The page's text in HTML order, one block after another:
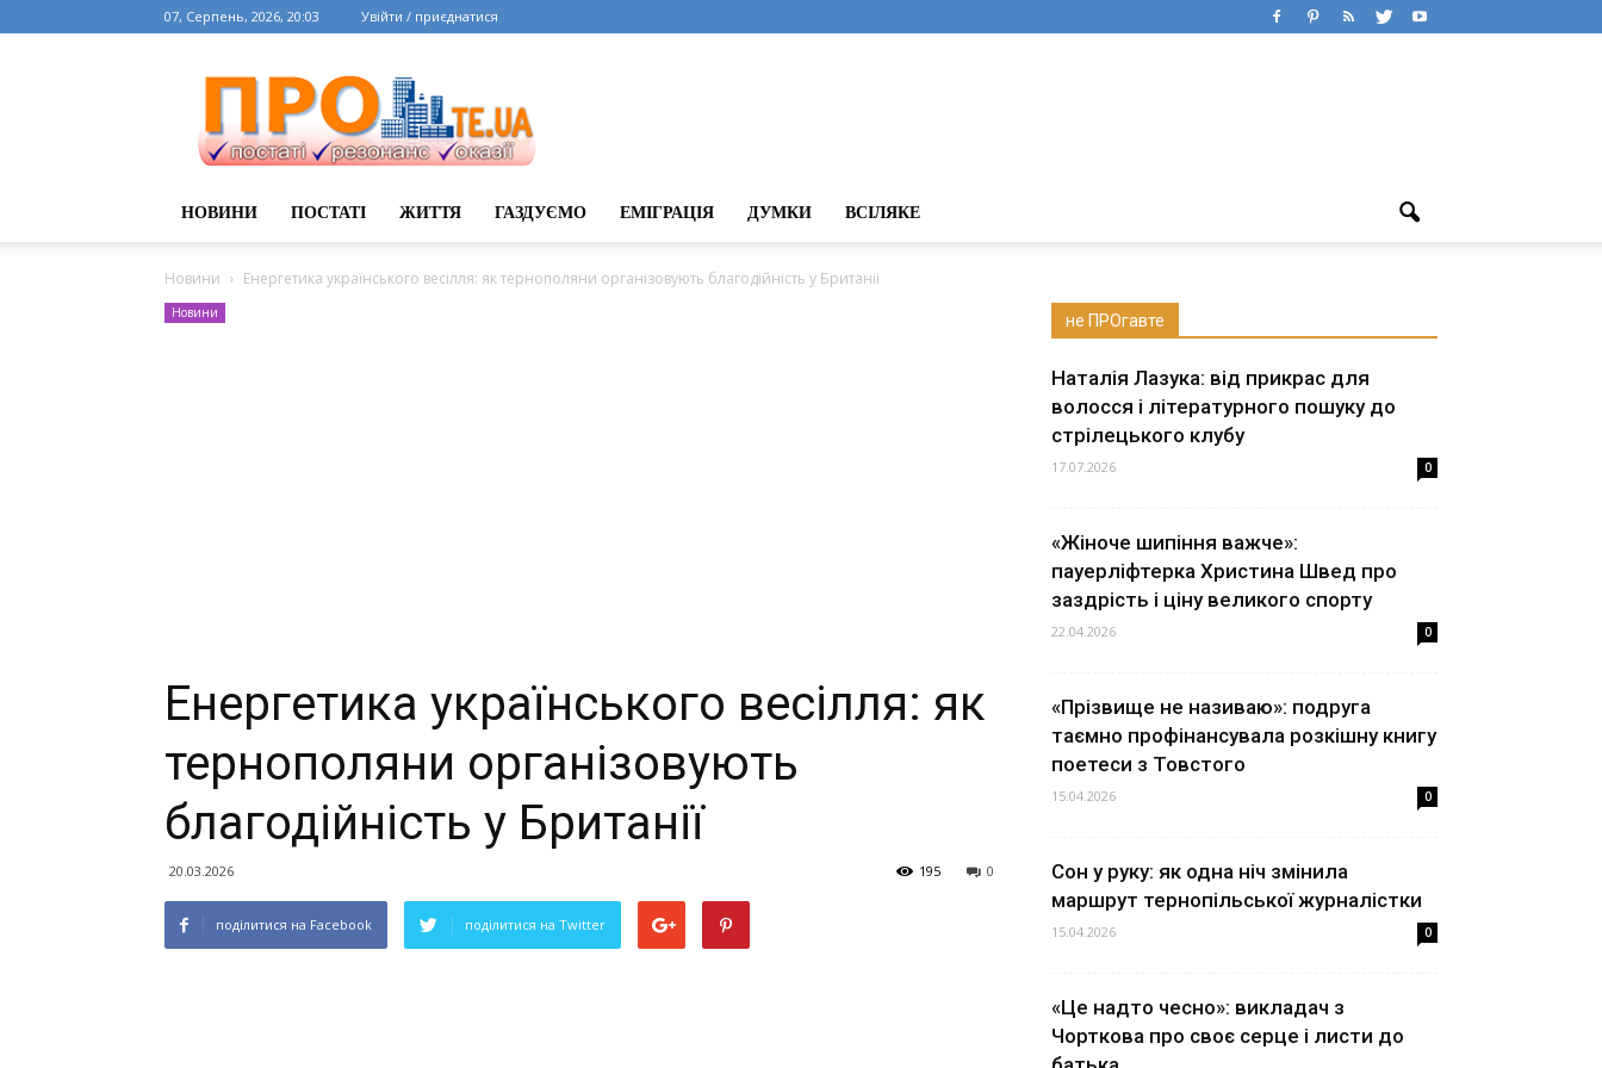
07, Серпень, 2026, 20:03 Увійти / приєднатися
НОВИНИ ПОСТАТІ ЖИТТЯ ГАЗДУЄМО ЕМІГРАЦІЯ ДУМКИ ВСІЛЯКЕ
Новини Енергетика українського весілля: як тернополяни організовують благодійність у Британії
Новини
Енергетика українського весілля: як
тернополяни організовують
благодійність у Британії
20.03.2026 0
195
поділитися на Facebook поділитися на Twitter
не ПРОгавте
Наталія Лазука: від прикрас для
волосся і літературного пошуку до
стрілецького клубу
17.07.2026 0
«Жіноче шипіння важче»:
пауерліфтерка Христина Швед про
заздрість і ціну великого спорту
22.04.2026 0
«Прізвище не називаю»: подруга
таємно профінансувала розкішну книгу
поетеси з Товстого
15.04.2026 0
Сон у руку: як одна ніч змінила
маршрут тернопільської журналістки
15.04.2026 0
«Це надто чесно»: викладач з
Чорткова про своє серце і листи до